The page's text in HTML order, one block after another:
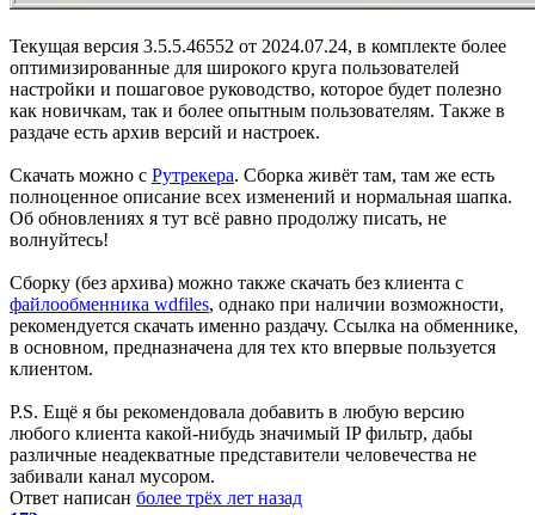
Текущая версия 3.5.5.46552 от 2024.07.24, в комплекте более
оптимизированные для широкого круга пользователей
настройки и пошаговое руководство, которое будет полезно
как новичкам, так и более опытным пользователям. Также в
раздаче есть архив версий и настроек.
Скачать можно с Рутрекера. Сборка живёт там, там же есть
полноценное описание всех изменений и нормальная шапка.
Об обновлениях я тут всё равно продолжу писать, не
волнуйтесь!
Сборку (без архива) можно также скачать без клиента с
файлообменника wdfiles, однако при наличии возможности,
рекомендуется скачать именно раздачу. Ссылка на обменнике,
в основном, предназначена для тех кто впервые пользуется
клиентом.
P.S. Ещё я бы рекомендовала добавить в любую версию
любого клиента какой-нибудь значимый IP фильтр, дабы
различные неадекватные представители человечества не
забивали канал мусором.
Ответ написан более трёх лет назад